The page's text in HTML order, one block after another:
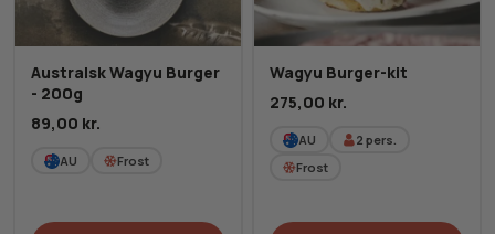
Australsk Wagyu Burger
- 200g
89,00 kr.
AU Frost
Wagyu Burger-kit
275,00 kr.
AU 2 pers.
Frost